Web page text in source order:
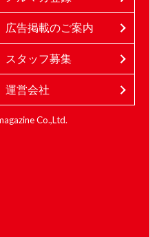
広告掲載のご案内
スタッフ募集
運営会社
Co.,Ltd.